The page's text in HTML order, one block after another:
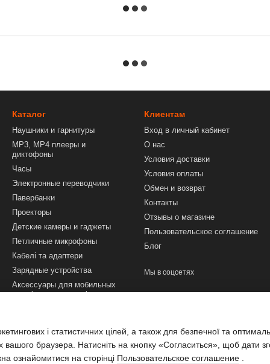
Каталог
Наушники и гарнитуры
MP3, MP4 плееры и
диктофоны
Часы
Электронные переводчики
Павербанки
Проекторы
Детские камеры и гаджеты
Петличные микрофоны
Кабелі та адаптери
Зарядные устройства
Аксессуары для мобильных
телефонов и смартфонов
ноутбуков
Клиентам
Вход в личный кабинет
О нас
Условия доставки
Условия оплаты
Обмен и возврат
Контакты
Отзывы о магазине
Пользовательское соглашение
Блог
Мы в соцсетях
і статистичних цілей, а також для безпечної та
браузера. Натисніть на кнопку «Согласиться», щоб дати
ознайомитися на сторінці Пользовательское соглашение